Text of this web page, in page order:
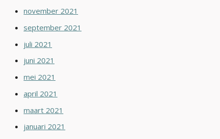
november 2021
september 2021
juli 2021
juni 2021
mei 2021
april 2021
maart 2021
januari 2021